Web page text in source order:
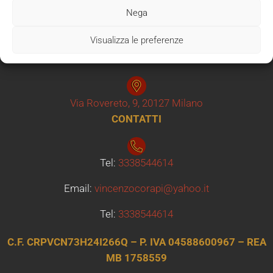
Nega
Visualizza le preferenze
Via Po 25 Sesto San Giovanni
Via Rovereto, 9, 20127 Milano
CONTATTI
Tel: 3338544614
Email: vincenzocorapi@yahoo.it
Tel: 3338544614
C.F. CRPVCN73H24I266Q – P. IVA 04588600967 – REA
MB 1758559